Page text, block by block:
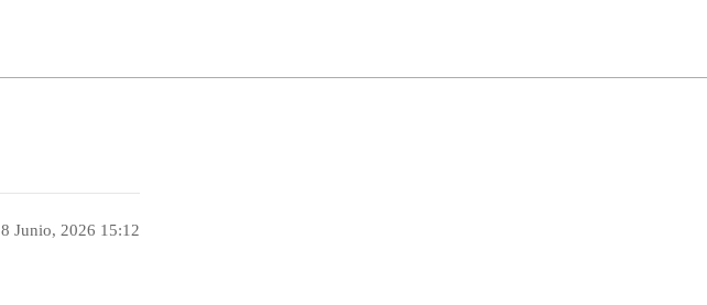
8 Junio, 2026 15:12